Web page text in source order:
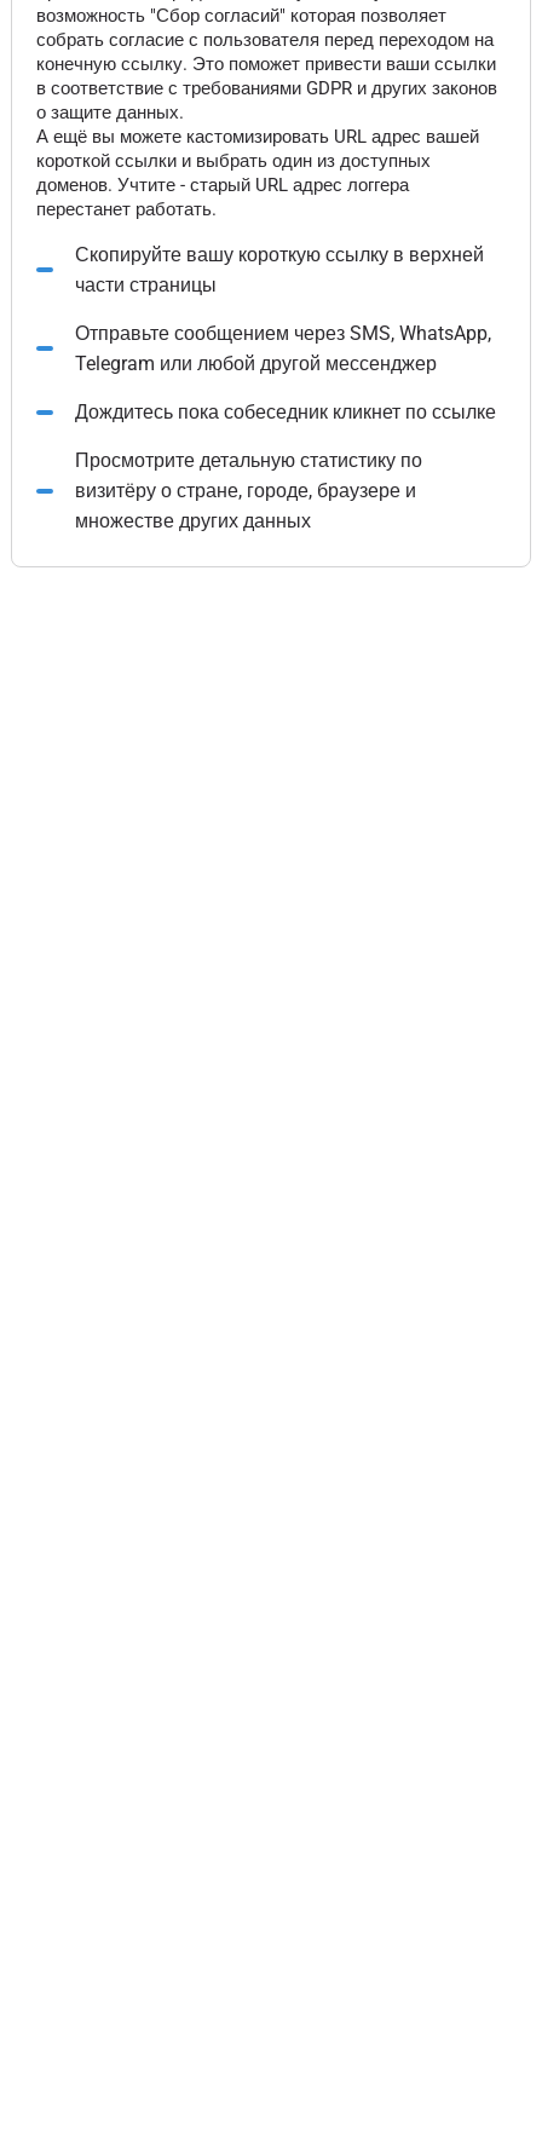
возможность "Сбор согласий" которая позволяет
собрать согласие с пользователя перед переходом на
конечную ссылку. Это поможет привести ваши ссылки
в соответствие с требованиями GDPR и других законов
о защите данных.
А ещё вы можете кастомизировать URL адрес вашей
короткой ссылки и выбрать один из доступных
доменов. Учтите - старый URL адрес логгера
перестанет работать.
Скопируйте вашу короткую ссылку в верхней
части страницы
Отправьте сообщением через SMS, WhatsApp,
Telegram или любой другой мессенджер
Дождитесь пока собеседник кликнет по ссылке
Просмотрите детальную статистику по
визитёру о стране, городе, браузере и
множестве других данных